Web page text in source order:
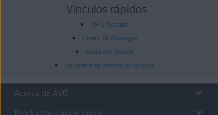
Vínculos rápidos
AVG Account
Centro de descargas
Guías del usuario
Encuentre su número de licencia
Acerca de AVG